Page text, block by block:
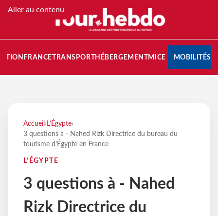
Aller au contenu
FRANCETRANSPORT HÉBERGEMENTMICE MOBILITÉS
Accueil › L’Égypte›
3 questions à - Nahed Rizk Directrice du bureau du
tourisme d’Égypte en France
L’ÉGYPTE
3 questions à - Nahed
Rizk Directrice du